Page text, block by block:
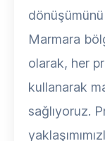
Marmara
olarak, her
kullanarak
sağlıyoruz.